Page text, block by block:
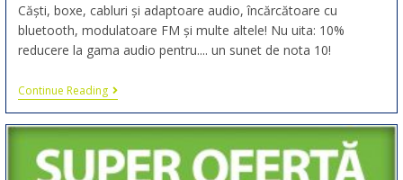
Căști, boxe, cabluri și adaptoare audio, încărcătoare cu
bluetooth, modulatoare FM și multe altele! Nu uita: 10%
reducere la gama audio pentru.... un sunet de nota 10!
Continue Reading